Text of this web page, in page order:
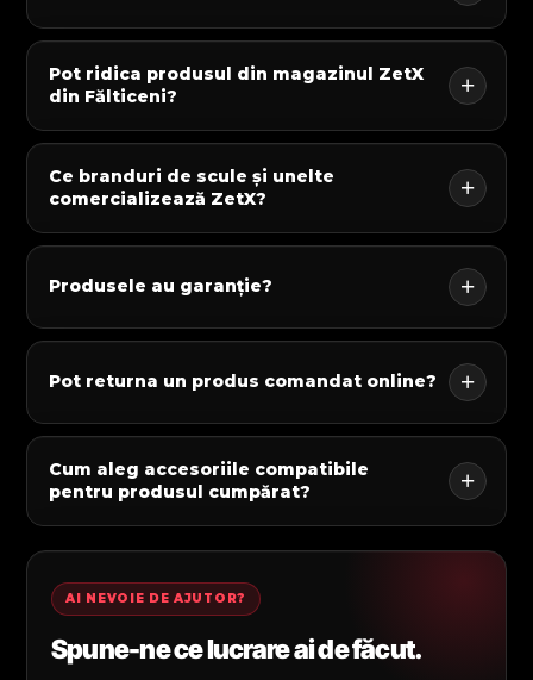
Pot ridica produsul din magazinul ZetX
din Fălticeni?
Ce branduri de scule și unelte
comercializează ZetX?
Produsele au garanție?
Pot returna un produs comandat online?
Cum aleg accesoriile compatibile
pentru produsul cumpărat?
AI NEVOIE DE AJUTOR?
Spune-ne ce lucrare ai de făcut.